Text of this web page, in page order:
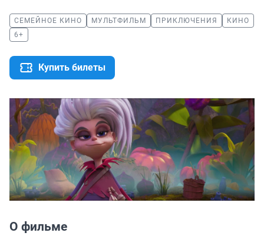
СЕМЕЙНОЕ КИНО МУЛЬТФИЛЬМ ПРИКЛЮЧЕНИЯ
КИНО
6+
Купить билеты
О фильме